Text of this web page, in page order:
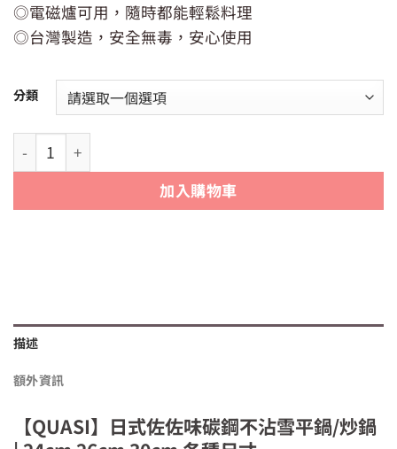
◎電磁爐可用，隨時都能輕鬆料理
◎台灣製造，安全無毒，安心使用
分類
【QUASI】日式佐佐味碳鋼不沾雪平鍋/炒鍋 | 20cm 24cm
加入購物車
描述
額外資訊
【QUASI】日式佐佐味碳鋼不沾雪平鍋/炒鍋